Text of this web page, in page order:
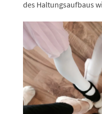
des Haltungsaufbaus